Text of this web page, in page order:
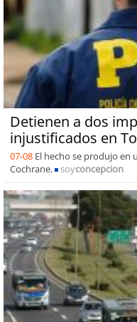
Detienen a dos
injustificados en
07-08 El hecho se produjo en
Cochrane.
soyconcepcion